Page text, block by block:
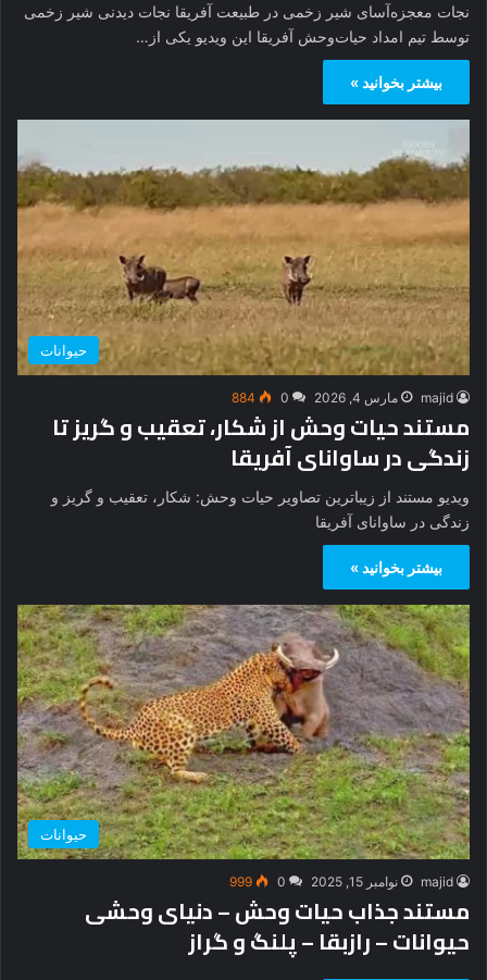
نجات معجزه‌آسای شیر زخمی در طبیعت آفریقا نجات دیدنی شیر زخمی
توسط تیم امداد حیات‌وحش آفریقا این ویدیو یکی از…
بیشتر بخوانید »
حیوانات
majid مارس 4, 2026 0
884
مستند حیات وحش از شکار، تعقیب و گریز تا
زندگی در ساوانای آفریقا
ویدیو مستند از زیباترین تصاویر حیات وحش: شکار، تعقیب و گریز و
زندگی در ساوانای آفریقا
بیشتر بخوانید »
حیوانات
majid نوامبر 15, 2025 0
999
مستند جذاب حیات وحش – دنیای وحشی
حیوانات – رازبقا – پلنگ و گراز